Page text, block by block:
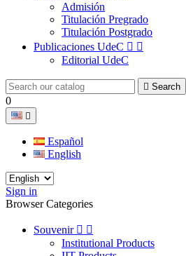
Admisión
Titulación Pregrado
Titulación Postgrado
Publicaciones UdeC  
Editorial UdeC
 Search
0

Español
English
Sign in
Browser Categories
Souvenir  
Institutional Products